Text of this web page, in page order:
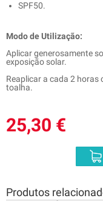
SPF50.
Modo de Utilização:
Aplicar generosamente
exposição solar.
Reaplicar a cada 2 horas
toalha.
25,30 €
Produtos